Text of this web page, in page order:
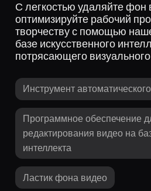
С легкостью удаляйте фон
оптимизируйте рабочий
творчеству с помощью
базе искусственного
потрясающего визуального
Инструмент
Программное обеспечение
редактирования видео на
интеллекта
Ластик фона видео